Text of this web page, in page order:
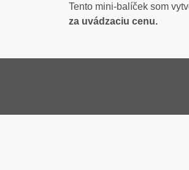
Tento mini-balíček som
za uvádzaciu cenu.